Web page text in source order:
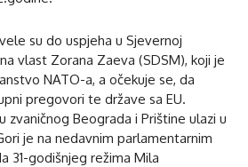
su do uspjeha u Sjevernoj
vlast Zorana Zaeva (SDSM), koji je
NATO-a, a očekuje se, da
pregovori te države sa EU.
zvaničnog Beograda i Prištine ulazi u
je na nedavnim parlamentarnim
31-godišnjeg režima Mila